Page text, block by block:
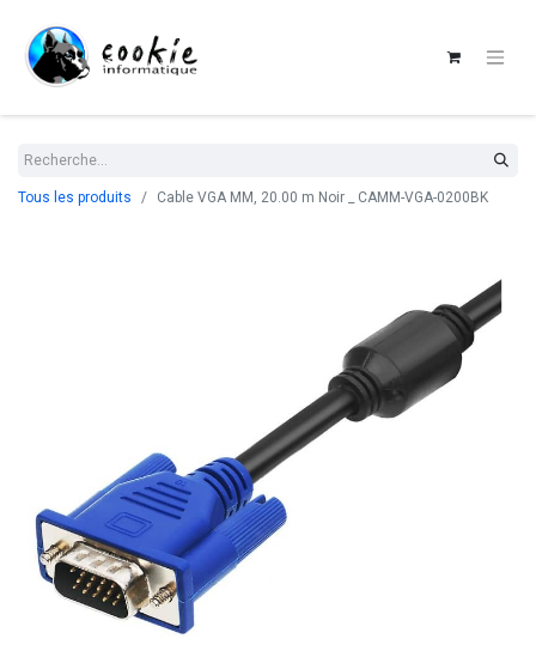
Tous les produits Cable VGA MM, 20.00 m Noir _ CAMM-VGA-0200BK